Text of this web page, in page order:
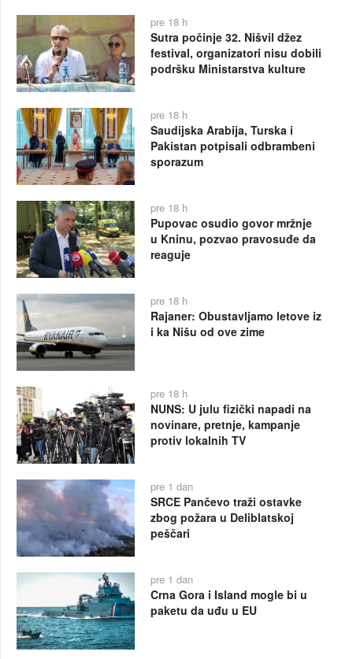
pre 18 h
Sutra počinje 32. Nišvil džez
festival, organizatori nisu dobili
podršku Ministarstva kulture
pre 18 h
Saudijska Arabija, Turska i
Pakistan potpisali odbrambeni
sporazum
pre 18 h
Pupovac osudio govor mržnje
u Kninu, pozvao pravosuđe da
reaguje
pre 18 h
Rajaner: Obustavljamo letove iz
i ka Nišu od ove zime
pre 18 h
NUNS: U julu fizički napadi na
novinare, pretnje, kampanje
protiv lokalnih TV
pre 1 dan
SRCE Pančevo traži ostavke
zbog požara u Deliblatskoj
peščari
pre 1 dan
Crna Gora i Island mogle bi u
paketu da uđu u EU